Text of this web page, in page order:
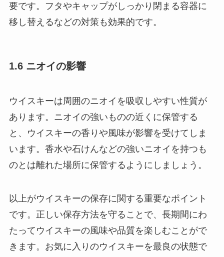
要です。フタやキャップがしっかり閉まる容器に
移し替えるなどの対策も効果的です。
1.6 ニオイの影響
ウイスキーは周囲のニオイを吸収しやすい性質が
あります。ニオイの強いものの近くに保管する
と、ウイスキーの香りや風味が影響を受けてしま
います。香水や石けんなどの強いニオイを持つも
のとは離れた場所に保管するようにしましょう。
以上がウイスキーの保存に関する重要なポイント
です。正しい保存方法を守ることで、長期間にわ
たってウイスキーの風味や品質を楽しむことがで
きます。お気に入りのウイスキーを最良の状態で